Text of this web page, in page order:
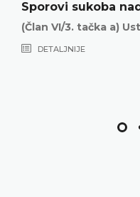
Sporovi sukoba
(Član VI/3. tačka a)
DETALJNIJE